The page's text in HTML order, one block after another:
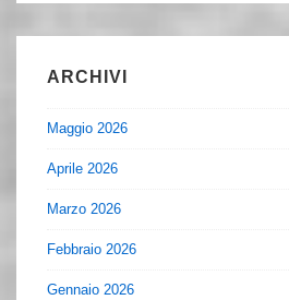
ARCHIVI
Maggio 2026
Aprile 2026
Marzo 2026
Febbraio 2026
Gennaio 2026